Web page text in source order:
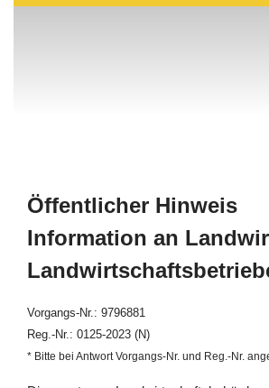
Öffentlicher Hinweis
Information an
Vorgangs-Nr.: 9796881
Reg.-Nr.: 0125-2023 (N)
* Bitte bei Antwort Vorgangs-Nr. und Reg.-Nr.